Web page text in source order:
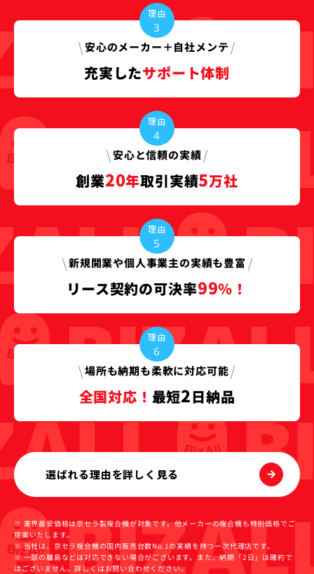
理由
3
安心のメーカー＋自社メンテ
充実したサポート体制
理由
4
安心と信頼の実績
創業20年取引実績5万社
理由
5
新規開業や個人事業主の実績も豊富
リース契約の可決率99％！
理由
6
場所も納期も柔軟に対応可能
全国対応！ 最短2日納品
選ばれる理由を詳しく見る
※ 業界最安価格は京セラ製複合機が対象です。他メーカーの複合機も特別価格でご
提案いたします。
※ 当社は、京セラ複合機の国内販売台数No.1の実績を持つ一次代理店です。
※ 一部の離島などは対応できない場合がございます。また、納期「2日」は確約で
はございません。詳しくはお問い合わせください。